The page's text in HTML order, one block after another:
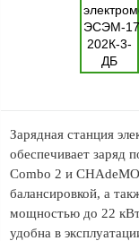
Электронное
оборудование
Устройства
связи и
Краны
комплектующие
Зарядная станция
обеспечивает заряд
Combo 2 и
балансировкой, а
мощностью до 22
удобна в